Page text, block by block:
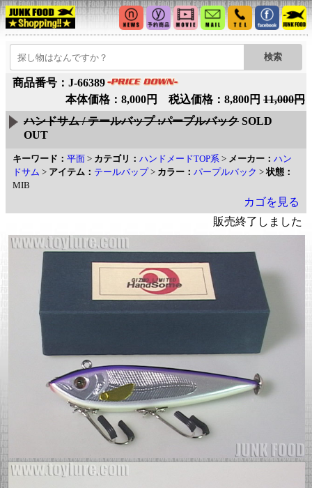
商品番号：J-66389
本体価格：8,000円 税込価格：8,800円 11,000円
ハンドサム / テールバップ :パープルバック SOLD
OUT
キーワード： 平面 > カテゴリ： ハンドメードTOP系 > メーカー： ハン
ドサム > アイテム： テールバップ> カラー： パープルバック >状態：
MIB
カゴを見る
販売終了しました